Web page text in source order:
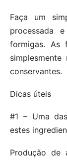
Faça um
processada
formigas. As
conservantes.
Dicas úteis
#1 – Uma
estes
Produção de